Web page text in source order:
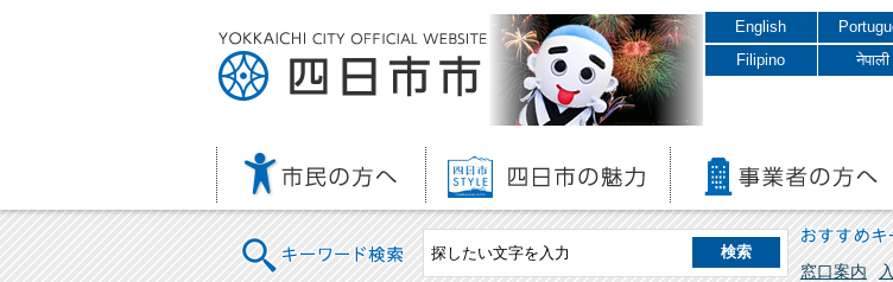
English
Filipino
नेपाली
キーワード検索 おすすめキ
窓口案内